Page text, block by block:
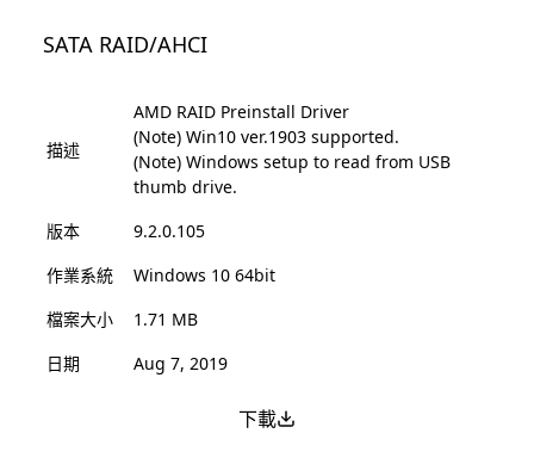
SATA RAID/AHCI
描述
AMD RAID Preinstall Driver
(Note) Win10 ver.1903 supported.
(Note) Windows setup to read from USB
thumb drive.
版本
9.2.0.105
作業系統
Windows 10 64bit
檔案大小
1.71 MB
日期
Aug 7, 2019
下載